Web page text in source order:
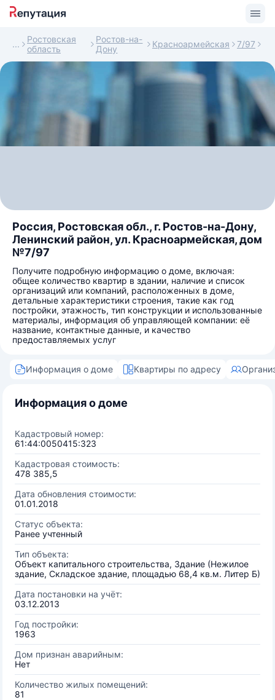
Ростовская
область
Ростов-на-
Дону
Красноармейская 7/97
Россия, Ростовская обл., г. Ростов-на-Дону,
Ленинский район, ул. Красноармейская, дом
№7/97
Получите подробную информацию о доме, включая:
общее количество квартир в здании, наличие и список
организаций или компаний, расположенных в доме,
детальные характеристики строения, такие как год
постройки, этажность, тип конструкции и использованные
материалы, информация об управляющей компании: её
название, контактные данные, и качество
предоставляемых услуг
Информация о доме Квартиры по адресу
Информация о доме
Кадастровый номер:
61:44:0050415:323
Кадастровая стоимость:
478 385,5
Дата обновления стоимости:
01.01.2018
Статус объекта:
Ранее учтенный
Тип объекта:
Объект капитального строительства, Здание (Нежилое
здание, Складское здание, площадью 68,4 кв.м. Литер Б)
Дата постановки на учёт:
03.12.2013
Год постройки:
1963
Дом признан аварийным:
Нет
Количество жилых помещений:
81